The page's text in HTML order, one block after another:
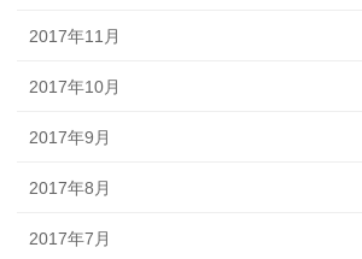
2017年11月
2017年10月
2017年9月
2017年8月
2017年7月